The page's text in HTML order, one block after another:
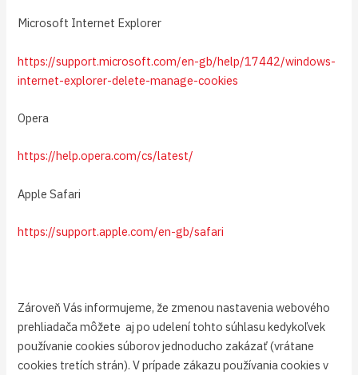
Microsoft Internet Explorer
https://support.microsoft.com/en-gb/help/17442/windows-
internet-explorer-delete-manage-cookies
Opera
https://help.opera.com/cs/latest/
Apple Safari
https://support.apple.com/en-gb/safari
Zároveň Vás informujeme, že zmenou nastavenia webového
prehliadača môžete aj po udelení tohto súhlasu kedykoľvek
používanie cookies súborov jednoducho zakázať (vrátane
cookies tretích strán). V prípade zákazu používania cookies v